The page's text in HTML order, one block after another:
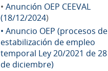
• Anunción OEP CEEVAL
(18/12/2024)
• Anuncio OEP (procesos de
estabilización de empleo
temporal Ley 20/2021 de 28
de diciembre)